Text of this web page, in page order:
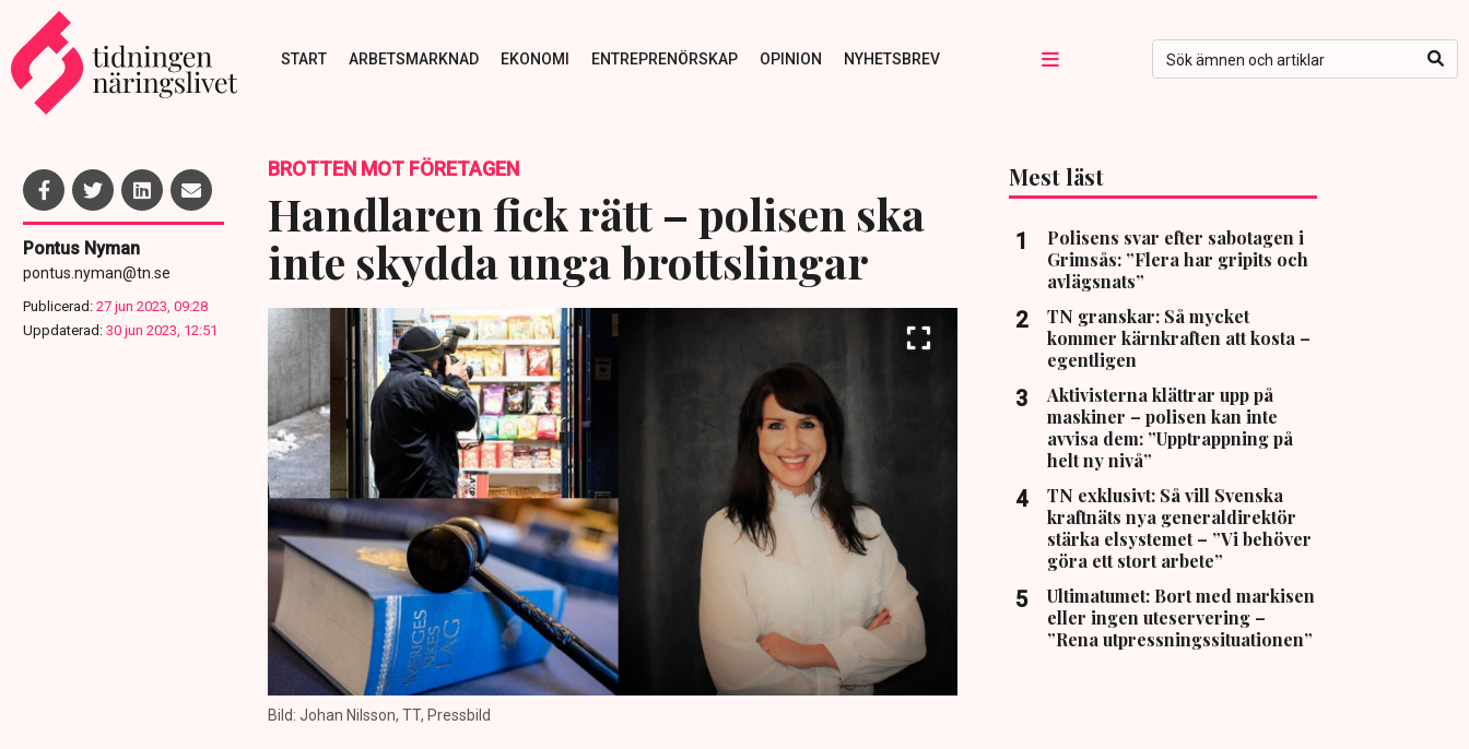
START ARBETSMARKNAD EKONOMI ENTREPRENÖRSKAP OPINION NYHETSBREV
Pontus Nyman
pontus.nyman@tn.se
Publicerad: 27 jun 2023, 09:28
Uppdaterad: 30 jun 2023, 12:51
BROTTEN MOT FÖRETAGEN
Handlaren fick rätt – polisen ska
inte skydda unga brottslingar
Bild: Johan Nilsson, TT, Pressbild
Mest läst
Polisens svar efter sabotagen i
Grimsås: ”Flera har gripits och
avlägsnats”
TN granskar: Så mycket
kommer kärnkraften att kosta –
egentligen
Aktivisterna klättrar upp på
maskiner – polisen kan inte
avvisa dem: ”Upptrappning på
helt ny nivå”
TN exklusivt: Så vill Svenska
kraftnäts nya generaldirektör
stärka elsystemet – ”Vi behöver
göra ett stort arbete”
Ultimatumet: Bort med markisen
eller ingen uteservering –
”Rena utpressningssituationen”